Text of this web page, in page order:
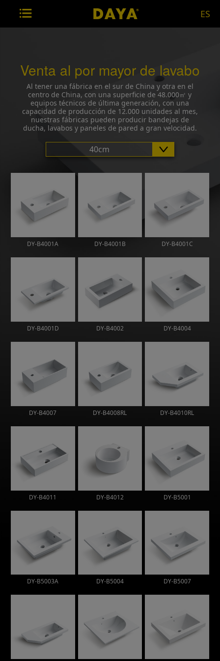
ES
Venta al por mayor de lavabo
Al tener una fábrica en el sur de China y otra en el
centro de China, con una superficie de 48.000㎡ y
equipos técnicos de última generación, con una
capacidad de producción de 12.000 unidades al mes,
nuestras fábricas pueden producir bandejas de
ducha, lavabos y paneles de pared a gran velocidad.
40cm
DY-B4001A DY-B4001B DY-B4001C
DY-B4001D DY-B4002 DY-B4004
DY-B4007 DY-B4008RL DY-B4010RL
DY-B4011 DY-B4012 DY-B5001
DY-B5003A DY-B5004 DY-B5007